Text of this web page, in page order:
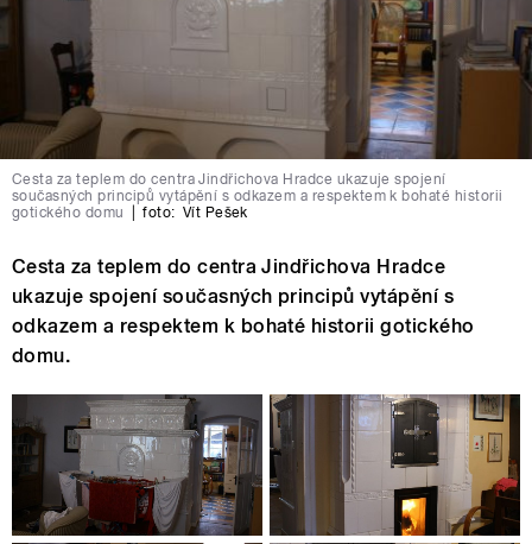
Cesta za teplem do centra Jindřichova Hradce ukazuje spojení
současných principů vytápění s odkazem a respektem k bohaté historii
gotického domu
foto: Vít Pešek
Cesta za teplem do centra Jindřichova Hradce
ukazuje spojení současných principů vytápění s
odkazem a respektem k bohaté historii gotického
domu.